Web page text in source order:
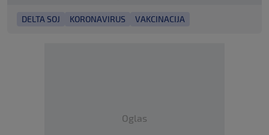
DELTA SOJ KORONAVIRUS VAKCINACIJA
Oglas